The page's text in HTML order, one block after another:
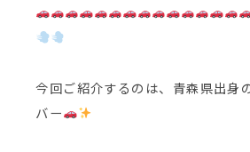
今回ご紹介するのは、青森県出身
バー